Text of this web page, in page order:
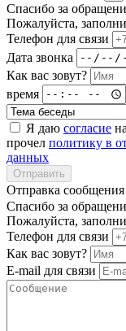
Спасибо за
Пожалуйста,
Телефон для связи
Дата звонка
Как вас зовут?
время
Я даю согласие
прочел политику в
данных
Отправить
Отправка сообщения
Спасибо за
Пожалуйста,
Телефон для связи
Как вас зовут?
E-mail для связи